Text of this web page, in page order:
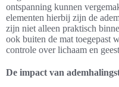
ontspanning kunnen
elementen hierbij zijn de
zijn niet alleen praktisch
ook buiten de mat toegepast
controle over lichaam en
De impact van